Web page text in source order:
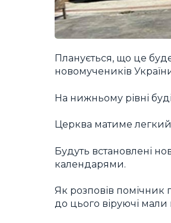
Планується, що це
новомучеників
На нижньому рівні
Церква матиме
Будуть встановлені
календарями.
Як розповів помічник
до цього віруючі мали